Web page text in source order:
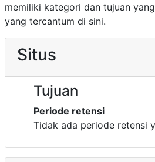
memiliki kategori dan tujuan
yang tercantum di sini.
Situs
Tujuan
Periode retensi
Tidak ada periode retensi